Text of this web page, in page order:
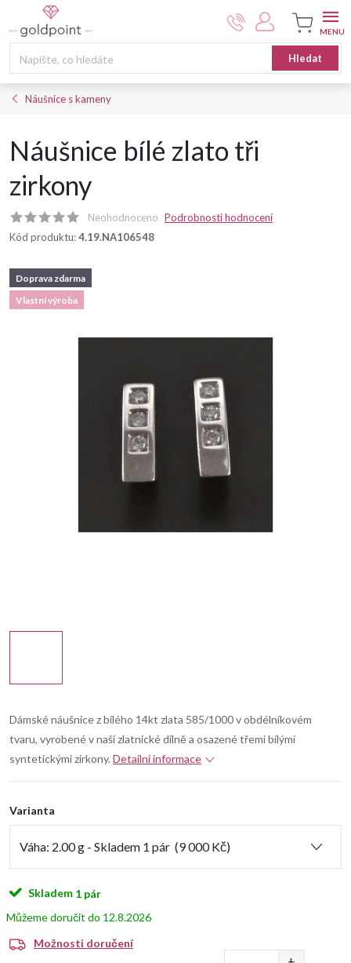
na
Hledat
Nákupní
košík
Náušnice s kameny
Náušnice bílé zlato tři
zirkony
Neohodnoceno Podrobnosti hodnocení
Kód produktu:4.19.NA106548
Doprava zdarma
Vlastní výroba
Dámské náušnice z bílého 14kt zlata 585/1000 v obdélníkovém
tvaru, vyrobené v naší zlatnické dílně a osazené třemi bílými
syntetickými zirkony. Detailní informace
Varianta
Skladem 1 pár
12.8.2026
Možnosti doručení